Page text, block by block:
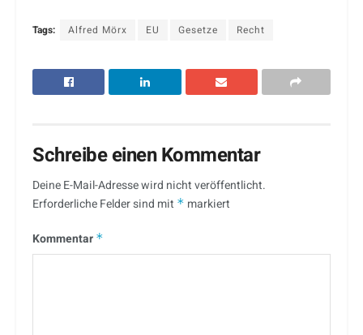
Tags: Alfred Mörx EU Gesetze Recht
Schreibe einen Kommentar
Deine E-Mail-Adresse wird nicht veröffentlicht.
Erforderliche Felder sind mit * markiert
Kommentar *